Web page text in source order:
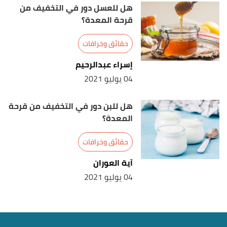
هل للعسل دور في التخفيف من
قرحة المعدة؟
حقائق وخرافات
إسراء عبدالرحيم
04 يوليو 2021
هل للبن دور في التخفيف من قرحة
المعدة؟
حقائق وخرافات
آية العوران
04 يوليو 2021